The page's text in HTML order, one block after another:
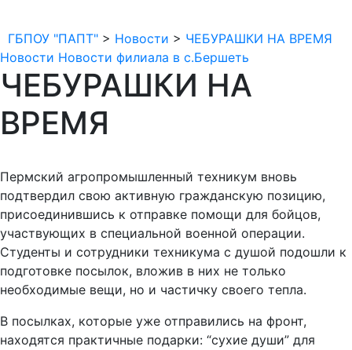
ГБПОУ "ПАПТ" > Новости > ЧЕБУРАШКИ НА ВРЕМЯ
Новости Новости филиала в с.Бершеть
ЧЕБУРАШКИ НА
ВРЕМЯ
Пермский агропромышленный техникум вновь
подтвердил свою активную гражданскую позицию,
присоединившись к отправке помощи для бойцов,
участвующих в специальной военной операции.
Студенты и сотрудники техникума с душой подошли к
подготовке посылок, вложив в них не только
необходимые вещи, но и частичку своего тепла.
В посылках, которые уже отправились на фронт,
находятся практичные подарки: “сухие души” для